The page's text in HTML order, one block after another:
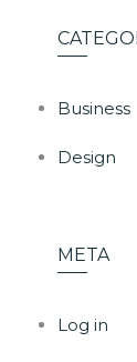
Business
Design
META
Log in